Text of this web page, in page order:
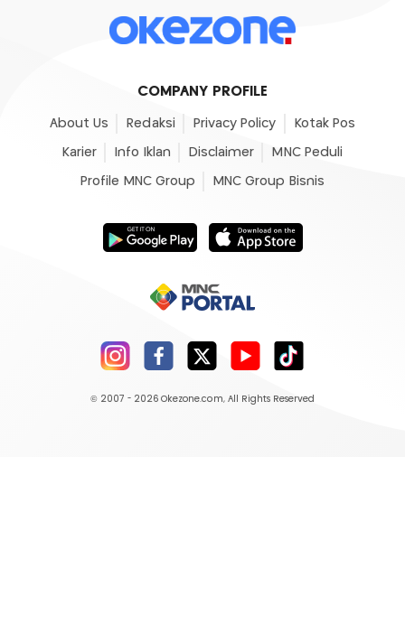
COMPANY PROFILE
About Us Redaksi Privacy Policy Kotak Pos
Karier Info Iklan Disclaimer MNC Peduli
Profile MNC Group MNC Group Bisnis
© 2007 - 2026 Okezone.com, All Rights Reserved